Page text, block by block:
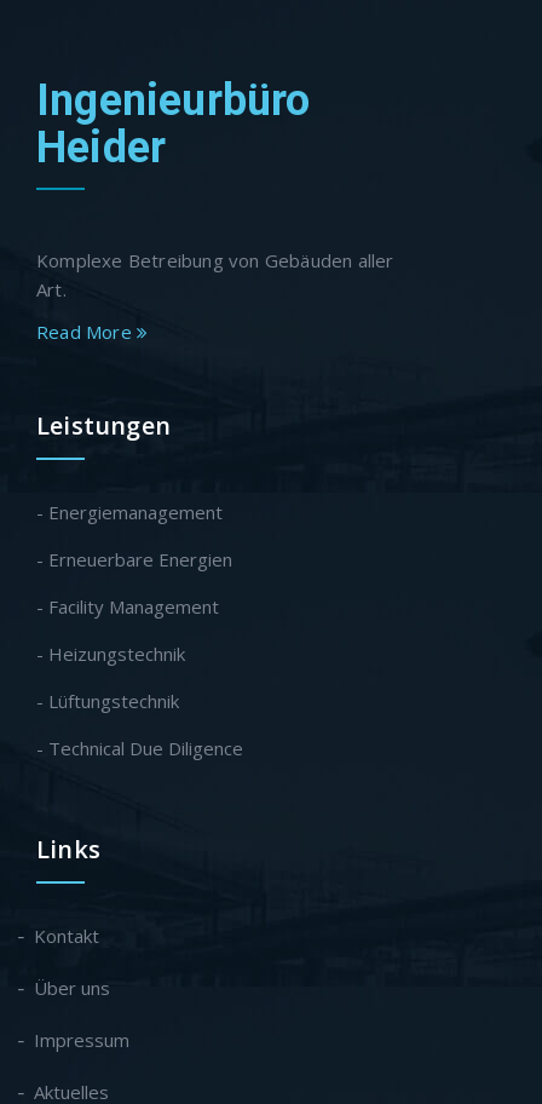
Ingenieurbüro
Heider
Komplexe Betreibung von Gebäuden aller
Art.
Read More
Leistungen
- Energiemanagement
- Erneuerbare Energien
- Facility Management
- Heizungstechnik
- Lüftungstechnik
- Technical Due Diligence
Links
Kontakt
Über uns
Impressum
Aktuelles